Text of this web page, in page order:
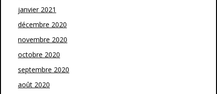
janvier 2021
décembre 2020
novembre 2020
octobre 2020
septembre 2020
août 2020